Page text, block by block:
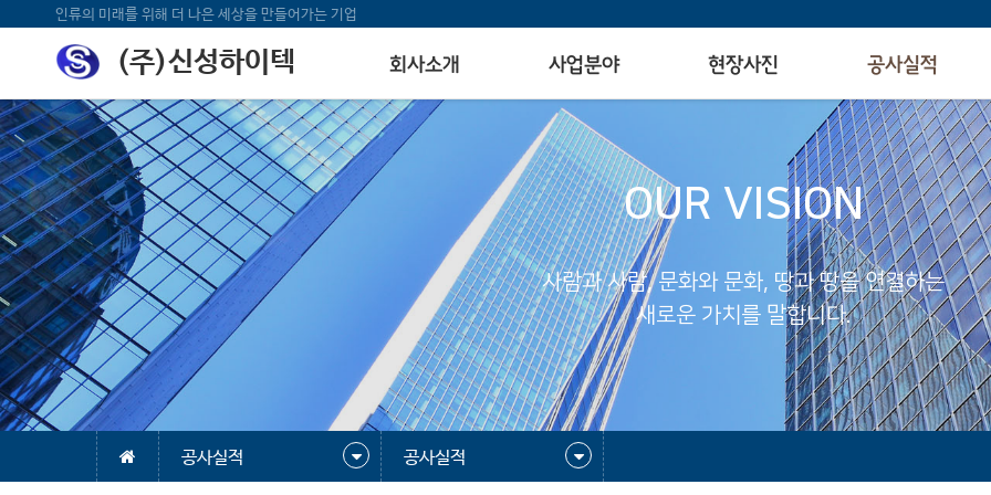
인류의 미래를 위해 더 나은 세상을 만들어가는 기업
(주)신성하이텍 회사소개 사업분야 현장사진 공사실적
OUR VISION
사람과 사람, 문화와 문화, 땅과 땅을 연결하는
새로운 가치를 말합니다.
공사실적 공사실적